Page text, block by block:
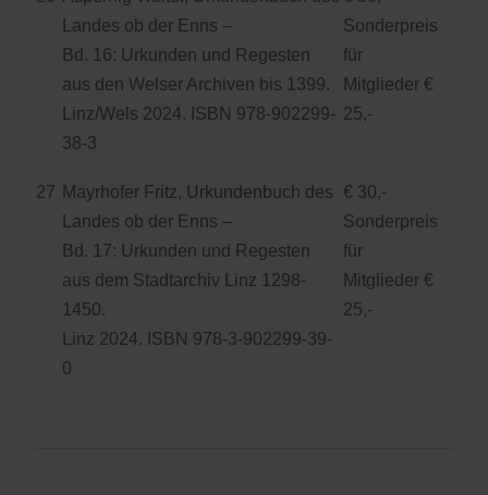
Landes ob der Enns –
Bd. 16: Urkunden und Regesten
aus den Welser Archiven bis 1399.
Linz/Wels 2024. ISBN 978-902299-
38-3
Sonderpreis
für
Mitglieder €
25,-
27 Mayrhofer Fritz, Urkundenbuch des
Landes ob der Enns –
Bd. 17: Urkunden und Regesten
aus dem Stadtarchiv Linz 1298-
1450.
Linz 2024. ISBN 978-3-902299-39-
0
€ 30,-
Sonderpreis
für
Mitglieder €
25,-